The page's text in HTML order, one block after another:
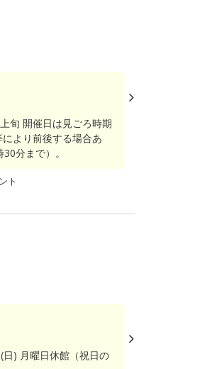
旬 開催日は見ごろ時期
より前後する場合あ
分まで）。
ト
) 月曜日休館（祝日の